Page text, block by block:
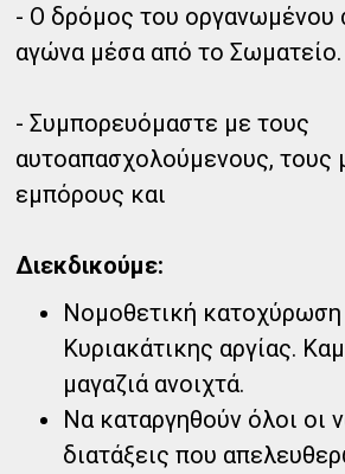
- Ο δρόμος του οργανωμένου
αγώνα μέσα από το Σωματείο.
- Συμπορευόμαστε με τους
αυτοαπασχολούμενους, τους
εμπόρους και
Διεκδικούμε:
Νομοθετική κατοχύρωση
Κυριακάτικης αργίας.
μαγαζιά ανοιχτά.
Να καταργηθούν όλοι οι
διατάξεις που